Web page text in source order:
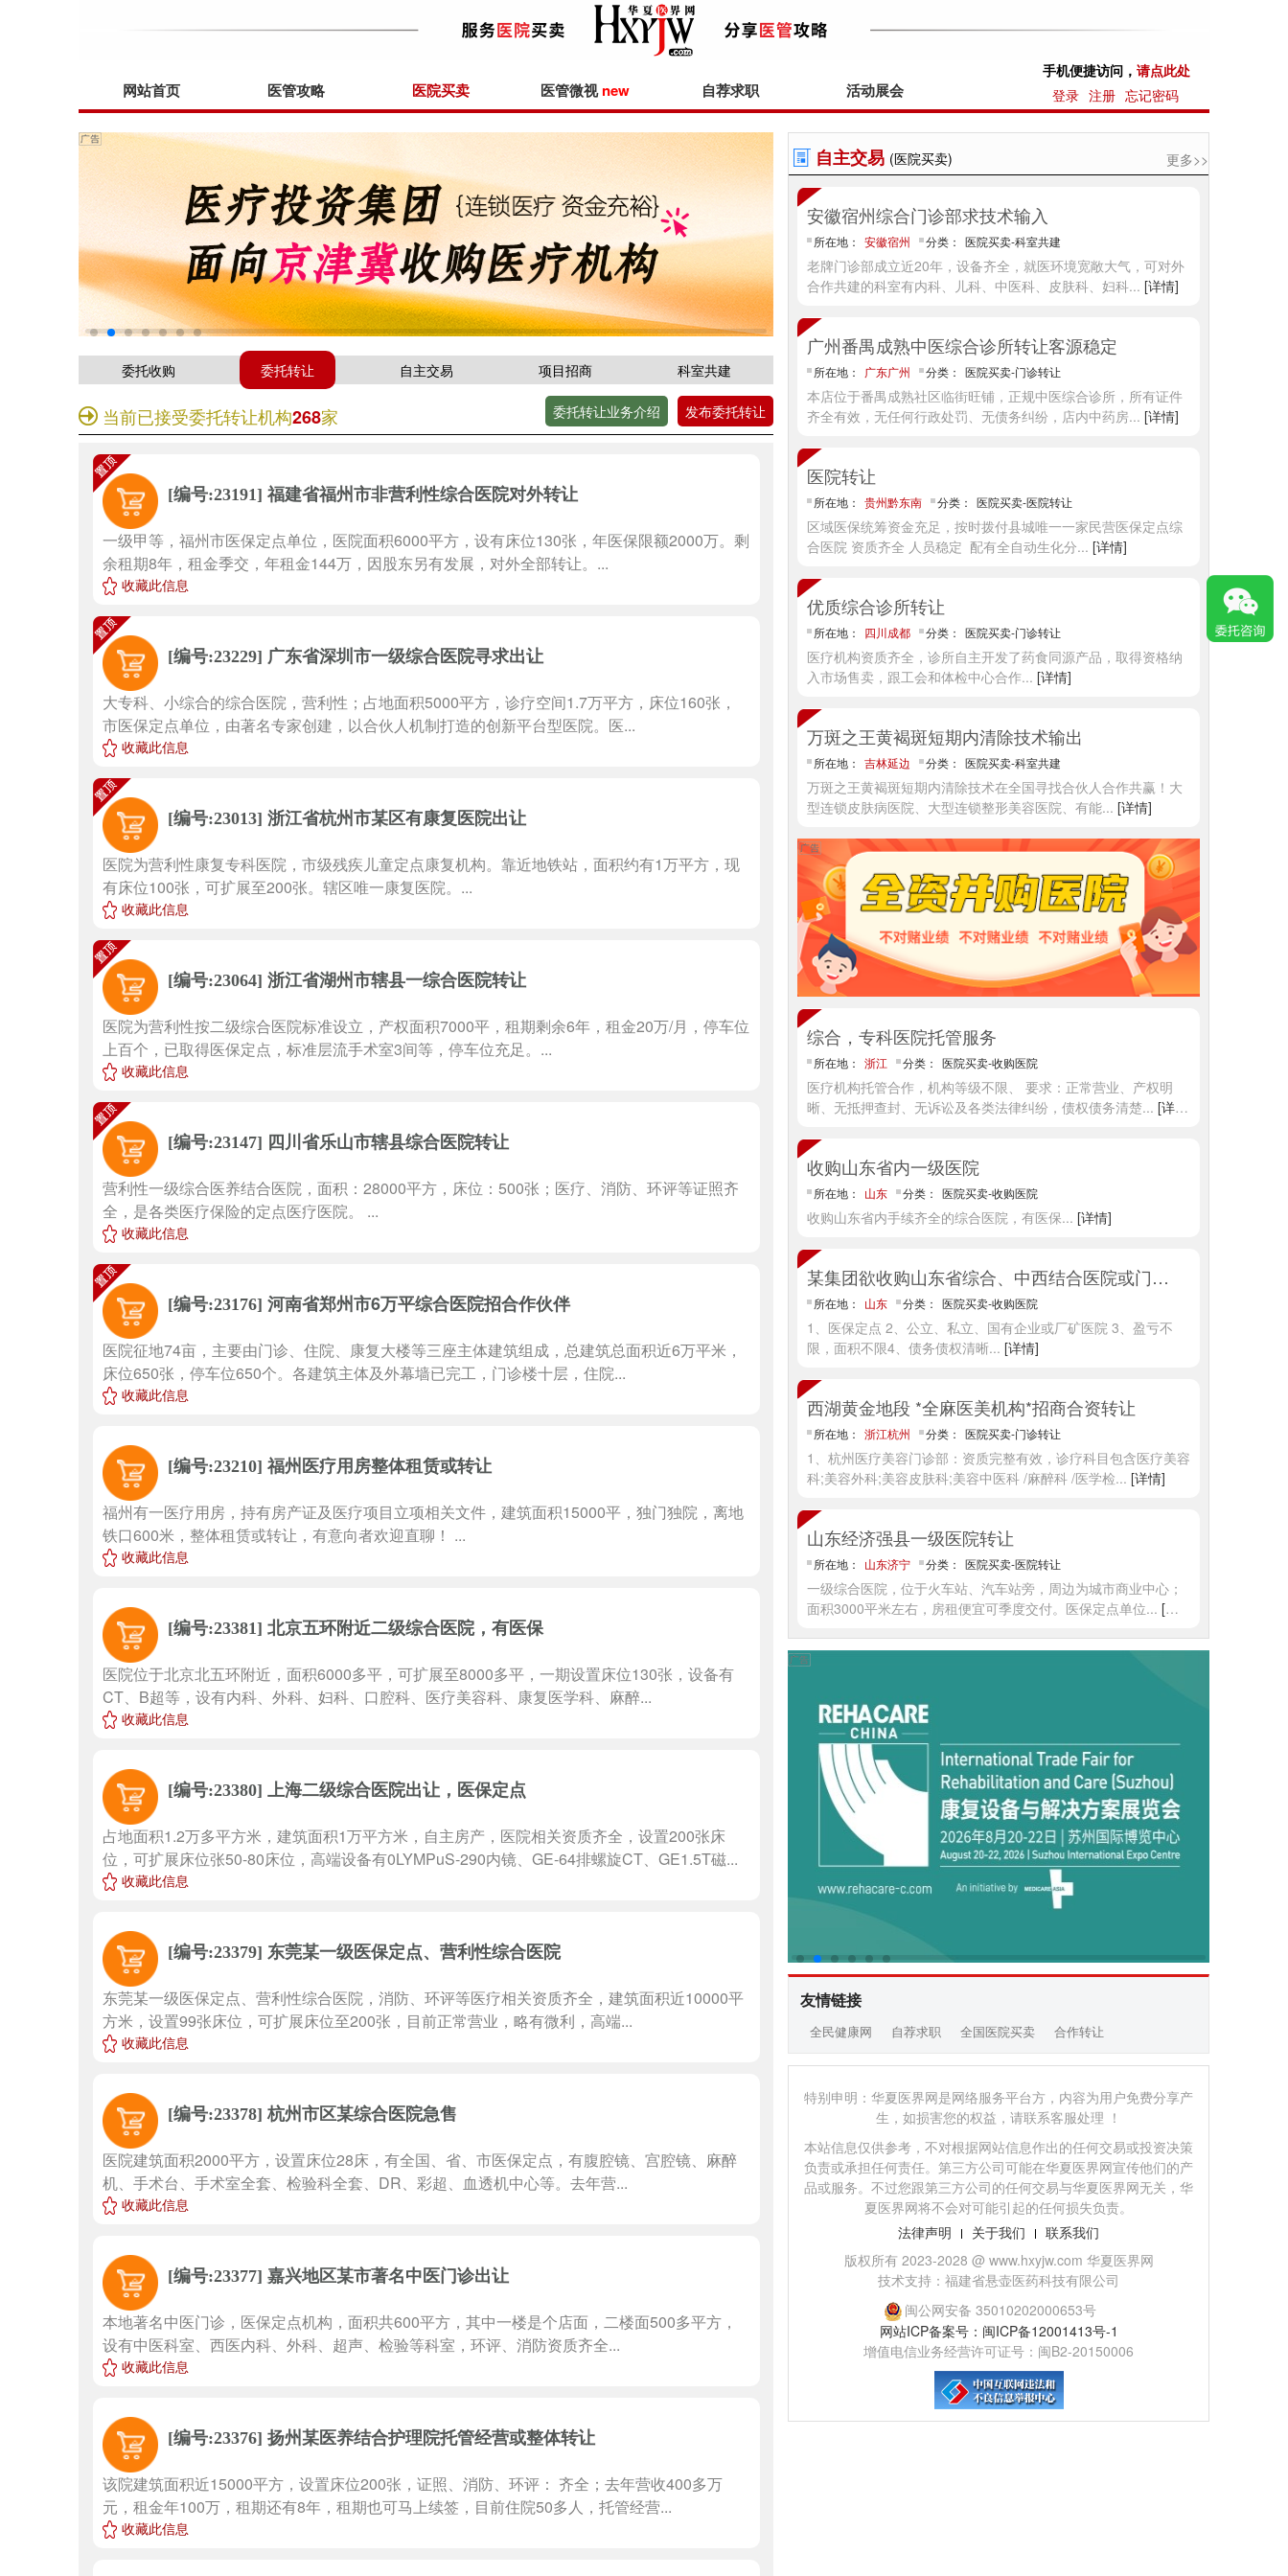
网站首页 医管攻略 医院买卖 医管微视new 自荐求职 活动展会
手机便捷访问， 请点此处
登录 注册 忘记密码
委托收购 委托转让 自主交易 项目招商 科室共建
当前已接受委托转让机构268家 发布委托转让
委托转让业务介绍
[编号:23191] 福建省福州市非营利性综合医院对外转让
一级甲等，福州市医保定点单位，医院面积6000平方，设有床位130张，年医保限额2000万。剩
余租期8年，租金季交，年租金144万，因股东另有发展，对外全部转让。...
收藏此信息
[编号:23229] 广东省深圳市一级综合医院寻求出让
大专科、小综合的综合医院，营利性；占地面积5000平方，诊疗空间1.7万平方，床位160张，
市医保定点单位，由著名专家创建，以合伙人机制打造的创新平台型医院。医...
收藏此信息
[编号:23013] 浙江省杭州市某区有康复医院出让
医院为营利性康复专科医院，市级残疾儿童定点康复机构。靠近地铁站，面积约有1万平方，现
有床位100张，可扩展至200张。辖区唯一康复医院。...
收藏此信息
[编号:23064] 浙江省湖州市辖县一综合医院转让
医院为营利性按二级综合医院标准设立，产权面积7000平，租期剩余6年，租金20万/月，停车位
上百个，已取得医保定点，标准层流手术室3间等，停车位充足。...
收藏此信息
[编号:23147] 四川省乐山市辖县综合医院转让
营利性一级综合医养结合医院，面积：28000平方，床位：500张；医疗、消防、环评等证照齐
全，是各类医疗保险的定点医疗医院。 ...
收藏此信息
[编号:23176] 河南省郑州市6万平综合医院招合作伙伴
医院征地74亩，主要由门诊、住院、康复大楼等三座主体建筑组成，总建筑总面积近6万平米，
床位650张，停车位650个。各建筑主体及外幕墙已完工，门诊楼十层，住院...
收藏此信息
[编号:23210] 福州医疗用房整体租赁或转让
福州有一医疗用房，持有房产证及医疗项目立项相关文件，建筑面积15000平，独门独院，离地
铁口600米，整体租赁或转让，有意向者欢迎直聊！ ...
收藏此信息
[编号:23381] 北京五环附近二级综合医院，有医保
医院位于北京北五环附近，面积6000多平，可扩展至8000多平，一期设置床位130张，设备有
CT、B超等，设有内科、外科、妇科、口腔科、医疗美容科、康复医学科、麻醉...
收藏此信息
[编号:23380] 上海二级综合医院出让，医保定点
占地面积1.2万多平方米，建筑面积1万平方米，自主房产，医院相关资质齐全，设置200张床
位，可扩展床位张50-80床位，高端设备有0LYMPuS-290内镜、GE-64排螺旋CT、GE1.5T磁...
收藏此信息
[编号:23379] 东莞某一级医保定点、营利性综合医院
东莞某一级医保定点、营利性综合医院，消防、环评等医疗相关资质齐全，建筑面积近10000平
方米，设置99张床位，可扩展床位至200张，目前正常营业，略有微利，高端...
收藏此信息
[编号:23378] 杭州市区某综合医院急售
医院建筑面积2000平方，设置床位28床，有全国、省、市医保定点，有腹腔镜、宫腔镜、麻醉
机、手术台、手术室全套、检验科全套、DR、彩超、血透机中心等。去年营...
收藏此信息
[编号:23377] 嘉兴地区某市著名中医门诊出让
本地著名中医门诊，医保定点机构，面积共600平方，其中一楼是个店面，二楼面500多平方，
设有中医科室、西医内科、外科、超声、检验等科室，环评、消防资质齐全...
收藏此信息
[编号:23376] 扬州某医养结合护理院托管经营或整体转让
该院建筑面积近15000平方，设置床位200张，证照、消防、环评： 齐全；去年营收400多万
元，租金年100万，租期还有8年，租期也可马上续签，目前住院50多人，托管经营...
收藏此信息
自主交易 (医院买卖) 更多>>
安徽宿州综合门诊部求技术输入
所在地： 安徽宿州 分类： 医院买卖-科室共建
老牌门诊部成立近20年，设备齐全，就医环境宽敞大气，可对外
合作共建的科室有内科、儿科、中医科、皮肤科、妇科... [详情]
广州番禺成熟中医综合诊所转让客源稳定
所在地： 广东广州 分类： 医院买卖-门诊转让
本店位于番禺成熟社区临街旺铺，正规中医综合诊所，所有证件
齐全有效，无任何行政处罚、无债务纠纷，店内中药房... [详情]
医院转让
所在地： 贵州黔东南 分类： 医院买卖-医院转让
区域医保统筹资金充足，按时拨付县城唯一一家民营医保定点综
合医院 资质齐全 人员稳定 配有全自动生化分... [详情]
优质综合诊所转让
所在地： 四川成都 分类： 医院买卖-门诊转让
医疗机构资质齐全，诊所自主开发了药食同源产品，取得资格纳
入市场售卖，跟工会和体检中心合作... [详情]
万斑之王黄褐斑短期内清除技术输出
所在地： 吉林延边 分类： 医院买卖-科室共建
万斑之王黄褐斑短期内清除技术在全国寻找合伙人合作共赢！大
型连锁皮肤病医院、大型连锁整形美容医院、有能... [详情]
综合，专科医院托管服务
所在地： 浙江 分类： 医院买卖-收购医院
医疗机构托管合作，机构等级不限、 要求：正常营业、产权明
晰、无抵押查封、无诉讼及各类法律纠纷，债权债务清楚... [详
收购山东省内一级医院
所在地： 山东 分类： 医院买卖-收购医院
收购山东省内手续齐全的综合医院，有医保... [详情]
某集团欲收购山东省综合、中西结合医院或门诊部
所在地： 山东 分类： 医院买卖-收购医院
1、医保定点 2、公立、私立、国有企业或厂矿医院 3、盈亏不
限，面积不限4、债务债权清晰... [详情]
西湖黄金地段 *全麻医美机构*招商合资转让
所在地： 浙江杭州 分类： 医院买卖-门诊转让
1、杭州医疗美容门诊部：资质完整有效，诊疗科目包含医疗美容
科;美容外科;美容皮肤科;美容中医科 /麻醉科 /医学检... [详情]
山东经济强县一级医院转让
所在地： 山东济宁 分类： 医院买卖-医院转让
一级综合医院，位于火车站、汽车站旁，周边为城市商业中心；
面积3000平米左右，房租便宜可季度交付。医保定点单位... [详
友情链接
全民健康网 自荐求职 全国医院买卖 合作转让
特别申明：华夏医界网是网络服务平台方，内容为用户免费分享产
生，如损害您的权益，请联系客服处理 ！
本站信息仅供参考，不对根据网站信息作出的任何交易或投资决策
负责或承担任何责任。第三方公司可能在华夏医界网宣传他们的产
品或服务。不过您跟第三方公司的任何交易与华夏医界网无关，华
夏医界网将不会对可能引起的任何损失负责。
法律声明
关于我们
联系我们
版权所有 2023-2028 @ www.hxyjw.com 华夏医界网
技术支持：福建省悬壶医药科技有限公司
闽公网安备 35010202000653号
网站ICP备案号：闽ICP备12001413号-1
增值电信业务经营许可证号：闽B2-20150006